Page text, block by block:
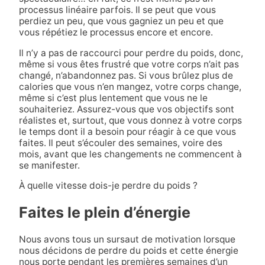
processus linéaire parfois. Il se peut que vous
perdiez un peu, que vous gagniez un peu et que
vous répétiez le processus encore et encore.
Il n’y a pas de raccourci pour perdre du poids, donc,
même si vous êtes frustré que votre corps n’ait pas
changé, n’abandonnez pas. Si vous brûlez plus de
calories que vous n’en mangez, votre corps change,
même si c’est plus lentement que vous ne le
souhaiteriez. Assurez-vous que vos objectifs sont
réalistes et, surtout, que vous donnez à votre corps
le temps dont il a besoin pour réagir à ce que vous
faites. Il peut s’écouler des semaines, voire des
mois, avant que les changements ne commencent à
se manifester.
À quelle vitesse dois-je perdre du poids ?
Faites le plein d’énergie
Nous avons tous un sursaut de motivation lorsque
nous décidons de perdre du poids et cette énergie
nous porte pendant les premières semaines d’un